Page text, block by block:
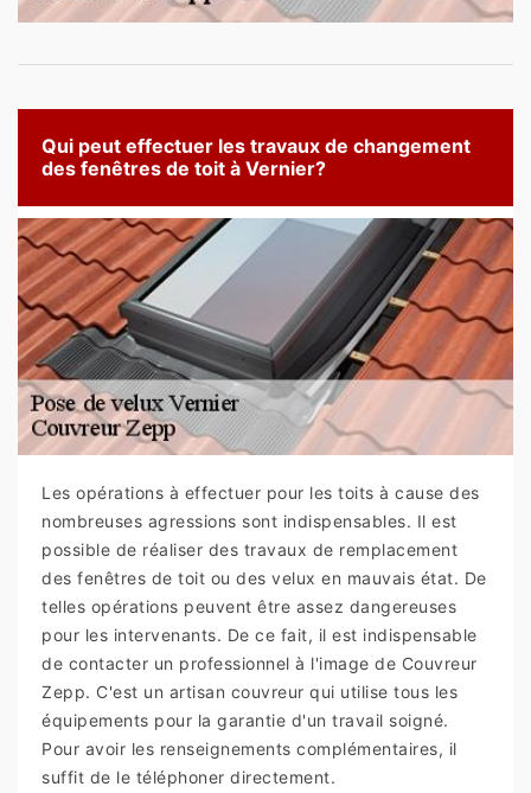
Qui peut effectuer les travaux de changement
des fenêtres de toit à Vernier?
Les opérations à effectuer pour les toits à cause des
nombreuses agressions sont indispensables. Il est
possible de réaliser des travaux de remplacement
des fenêtres de toit ou des velux en mauvais état. De
telles opérations peuvent être assez dangereuses
pour les intervenants. De ce fait, il est indispensable
de contacter un professionnel à l'image de Couvreur
Zepp. C'est un artisan couvreur qui utilise tous les
équipements pour la garantie d'un travail soigné.
Pour avoir les renseignements complémentaires, il
suffit de le téléphoner directement.